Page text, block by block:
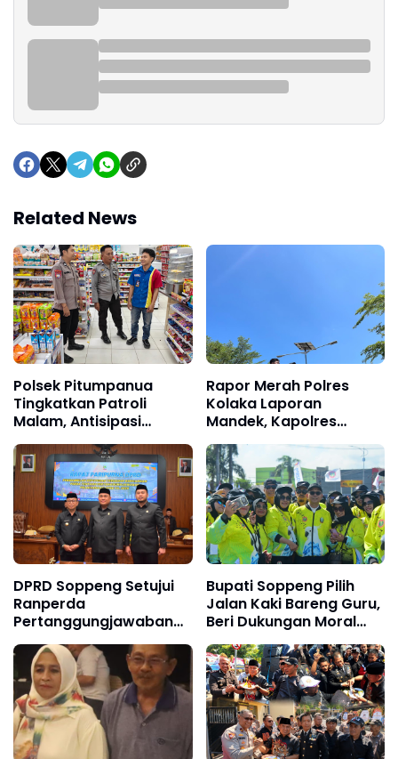
Related News
Polsek Pitumpanua
Tingkatkan Patroli
Malam, Antisipasi
Gangguan Kamtibmas
dan Kriminalitas di
Wilayah Hukum
Rapor Merah Polres
Kolaka Laporan
Mandek, Kapolres
Diduga Langgar Perkap
dan Abaikan Kepastian
Hukum
DPRD Soppeng Setujui
Ranperda
Pertanggungjawaban
Bupati Soppeng Pilih
Jalan Kaki Bareng Guru,
Beri Dukungan Moral
PORSENIJAR